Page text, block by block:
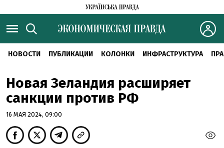
НОВОСТИ ПУБЛИКАЦИИ КОЛОНКИ ИНФРАСТРУКТУРА
Новая Зеландия расширяет
санкции против РФ
16 МАЯ 2024, 09:00